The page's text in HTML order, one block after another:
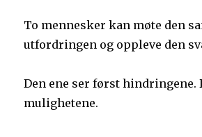
To mennesker kan møte den
utfordringen og oppleve den
Den ene ser først hindringene.
mulighetene.